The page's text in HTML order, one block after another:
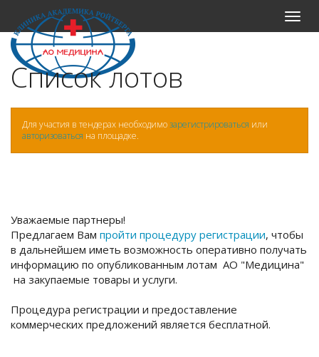
Меню
Список лотов
Для участия в тендерах необходимозарегистрироваться или
авторизоваться на площадке.
Уважаемые партнеры!
Предлагаем Вам пройти процедуру регистрации, чтобы
в дальнейшем иметь возможность оперативно получать
информацию по опубликованным лотам АО "Медицина"
на закупаемые товары и услуги.
Процедура регистрации и предоставление
коммерческих предложений является бесплатной.